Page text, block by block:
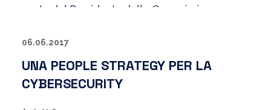
parte del Presidente della Commissione
discorso sullo Stato dell’Unione del 13
settembre scorso, della volontà delle istituzioni
06.06.2017
UNA PEOPLE STRATEGY PER LA
CYBERSECURITY